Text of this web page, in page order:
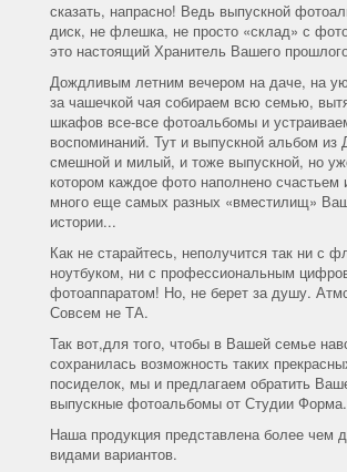
сказать, напрасно! Ведь выпускной
диск, не флешка, не просто «склад» с
это настоящий Хранитель Вашего
Дождливым летним вечером на даче, на
за чашечкой чая собираем всю семью,
шкафов все-все фотоальбомы и
воспоминаний. Тут и выпускной альбом из
смешной и милый, и тоже выпускной, но
котором каждое фото наполнено счастьем
много еще самых разных «вместилищ»
истории...
Как не старайтесь, неполучится так ни с
ноутбуком, ни с профессиональным
фотоаппаратом! Но, не берет за душу.
Совсем не ТА.
Так вот,для того, чтобы в Вашей семье
сохранилась возможность таких
посиделок, мы и предлагаем обратить
выпускные фотоальбомы от Студии Форма.
Наша продукция представлена более чем
видами вариантов.